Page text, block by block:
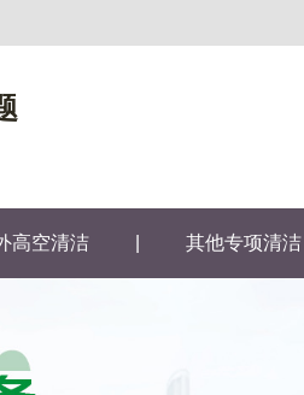
高空清洁 其他专项清洁